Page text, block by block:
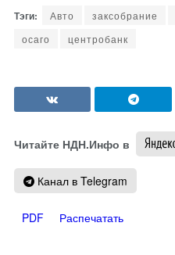
Авто заксобрание
осаго
центробанк
Читайте НДН.Инфо в
Канал в Telegram
PDF Распечатать